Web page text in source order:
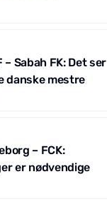
Sabah FK: Det ser
danske mestre
– FCK:
er nødvendige